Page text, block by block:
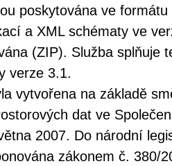
poskytována ve
a XML schématy ve
(ZIP). Služba splňuje
verze 3.1.
vytvořena na základě
dat ve
2007. Do národní
zákonem č. 380/